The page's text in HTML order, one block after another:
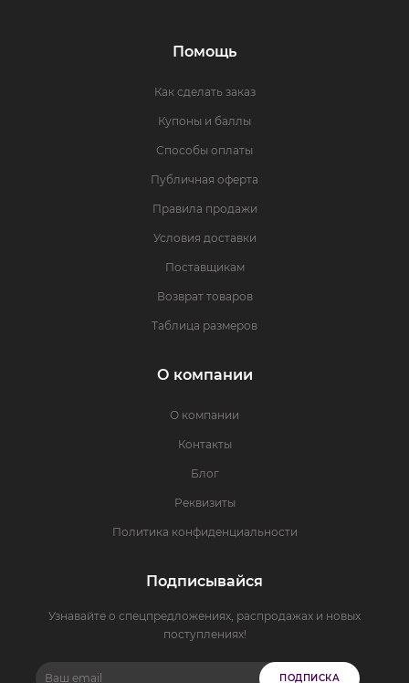
Помощь
Как сделать заказ
Купоны и баллы
Способы оплаты
Публичная оферта
Правила продажи
Условия доставки
Поставщикам
Возврат товаров
Таблица размеров
О компании
О компании
Контакты
Блог
Реквизиты
Политика конфиденциальности
Подписывайся
Узнавайте о спецпредложениях, распродажах и новых
поступлениях!
ПОДПИСКА